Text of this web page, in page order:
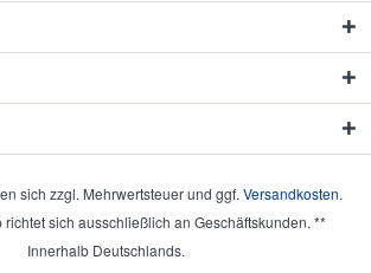
sich zzgl. Mehrwertsteuer und ggf. Versandkosten.
richtet sich ausschließlich an Geschäftskunden. **
Innerhalb Deutschlands.